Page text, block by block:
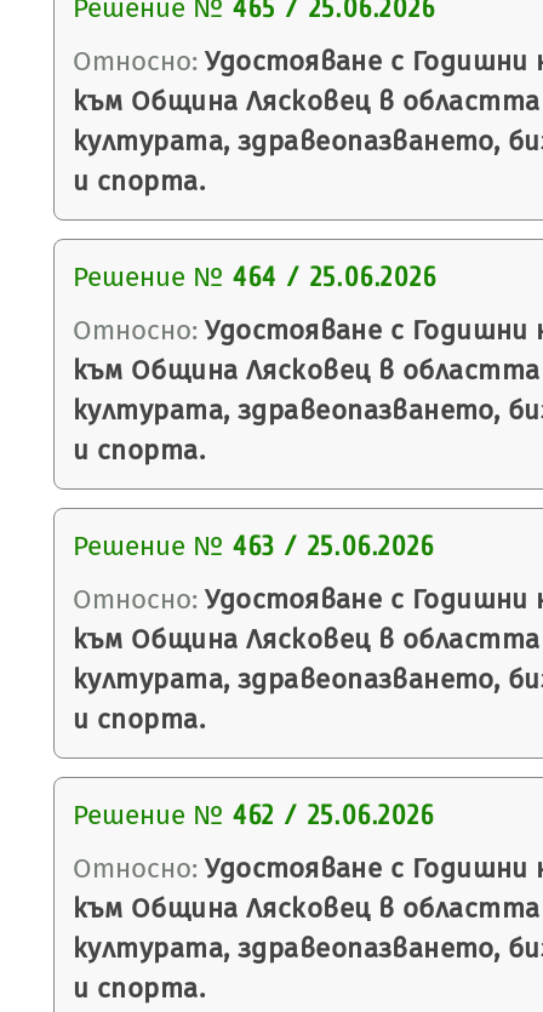
Решение № 465 / 25.06.2026
Относно: Удостояване с Годишни
към Община Лясковец в
културата, здравеопазването,
и спорта.
Решение № 464 / 25.06.2026
Относно: Удостояване с Годишни
към Община Лясковец в
културата, здравеопазването,
и спорта.
Решение № 463 / 25.06.2026
Относно: Удостояване с Годишни
към Община Лясковец в
културата, здравеопазването,
и спорта.
Решение № 462 / 25.06.2026
Относно: Удостояване с Годишни
към Община Лясковец в
културата, здравеопазването,
и спорта.